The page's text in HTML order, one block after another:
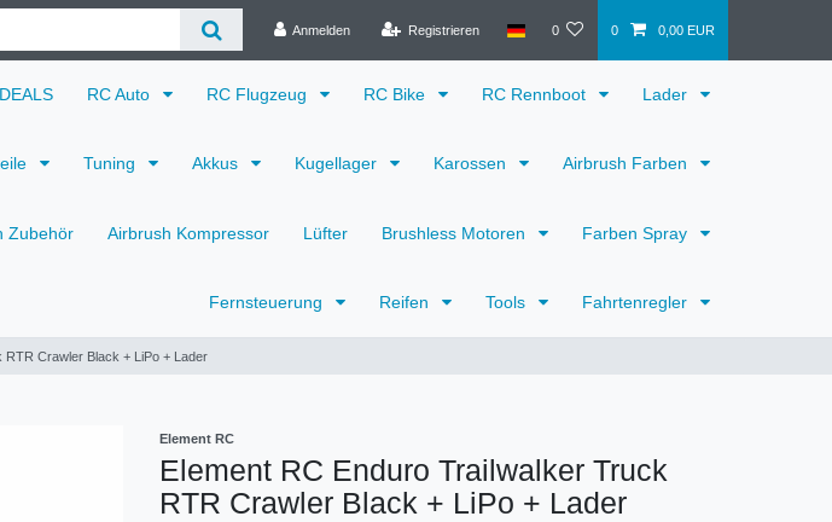
Anmelden
Registrieren 0 0 0,00 EUR
RC Auto RC Flugzeug RC Bike RC Rennboot Lader
Tuning Akkus Kugellager Karossen Airbrush Farben
Zubehör Airbrush Kompressor Lüfter Brushless Motoren Farben Spray
Fernsteuerung Reifen Tools Fahrtenregler
Crawler Black + LiPo + Lader
Element RC
Element RC Enduro Trailwalker Truck
RTR Crawler Black + LiPo + Lader